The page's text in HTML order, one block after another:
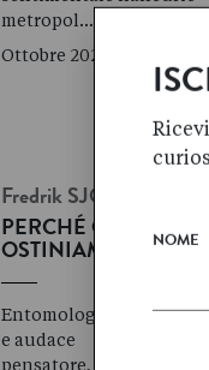
metropol…
Ottobre 2021
Fredrik SJÖBERG
PERCHÉ CI
OSTINIAMO
Entomologo,
e audace
pensatore, Fredrik
NOME